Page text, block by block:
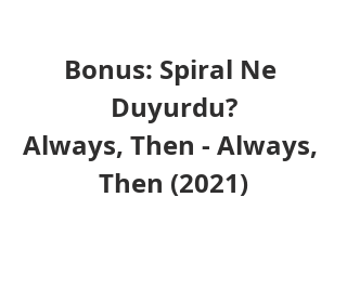
Bonus: Spiral Ne
Duyurdu?
Always, Then - Always,
Then (2021)